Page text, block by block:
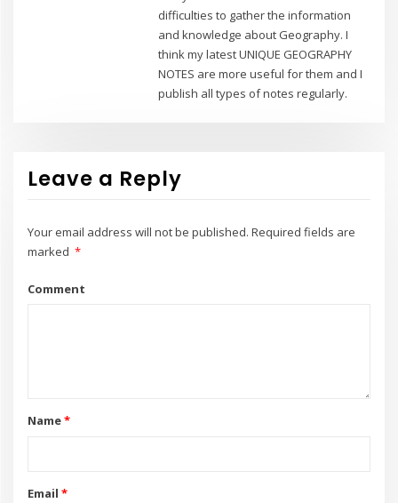
difficulties to gather the information
and knowledge about Geography. I
think my latest UNIQUE GEOGRAPHY
NOTES are more useful for them and I
publish all types of notes regularly.
Leave a Reply
Your email address will not be published. Required fields are
marked *
Comment
Name*
Email *